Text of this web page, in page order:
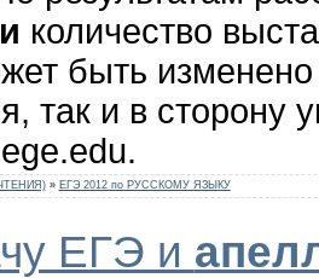
количество
быть изменено
так и в сторону
» ЕГЭ 2012 по РУССКОМУ ЯЗЫКУ
ЕГЭ и